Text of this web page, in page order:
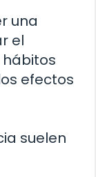
una
el
hábitos
efectos
suelen